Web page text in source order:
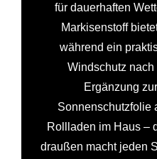
für dauerhaften
Markisenstoff
während ein
Windschutz nach
Ergänzung
Sonnenschutzfolie
Rollladen im Haus –
draußen macht jeden